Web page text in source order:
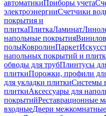
автоматикиПриборы учета
электроэнергииСчетчики
покрытия и
плиткаПлиткаЛаминат
напольные покрытия
полыКовролинПаркет
напольных покрытий и
обводы для трубПлинтусы
плиткиПорожки, профили
для укладки плиткиСистемы
плиткиАксессуары для
покрытийРеставрационные
входныеДвери межкомнатные